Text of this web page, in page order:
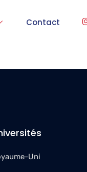
Contact
Uni